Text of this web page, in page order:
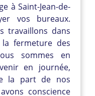
à Saint-Jean-de-
vos bureaux.
travaillons dans
fermeture des
sommes en
en journée,
la part de nos
conscience